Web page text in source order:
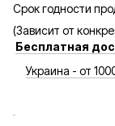
Срок годности
(Зависит от
Бесплатная
Украина - от